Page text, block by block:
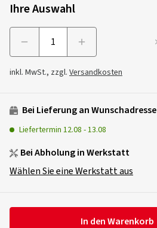
Ihre Auswahl
inkl. MwSt., zzgl. Versandkosten
Bei Lieferung an Wunschadresse
Liefertermin 12.08 -13.08
Bei Abholung in Werkstatt
Wählen Sie eine Werkstatt aus
In den Warenkorb